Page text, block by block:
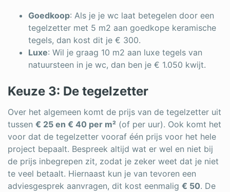
Goedkoop: Als je je wc laat betegelen door een
tegelzetter met 5 m2 aan goedkope keramische
tegels, dan kost dit je € 300.
Luxe: Wil je graag 10 m2 aan luxe tegels van
natuursteen in je wc, dan ben je € 1.050 kwijt.
Keuze 3: De tegelzetter
Over het algemeen komt de prijs van de tegelzetter uit
tussen € 25 en € 40 per m² (of per uur). Ook komt het
voor dat de tegelzetter vooraf één prijs voor het hele
project bepaalt. Bespreek altijd wat er wel en niet bij
de prijs inbegrepen zit, zodat je zeker weet dat je niet
te veel betaalt. Hiernaast kun je van tevoren een
adviesgesprek aanvragen, dit kost eenmalig € 50. De